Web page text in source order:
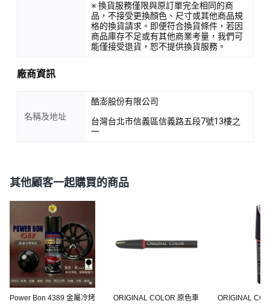
※ 換貨服務僅限與原訂單完全相同的商
品，不接受更換顏色、尺寸或其他商品規
格的換貨請求。即便符合換貨條件，若因
商品庫存不足或有其他商業考量，我們可
能僅接受退貨，恕不提供換貨服務。
廠商資訊
名稱及地址
酷澎股份有限公司
台灣台北市信義區信義路五段7號13樓之
一
其他顧客一起購買的商品
Power Bon 4389 金屬冷烤
ORIGINAL COLOR 原色車
ORIGINAL